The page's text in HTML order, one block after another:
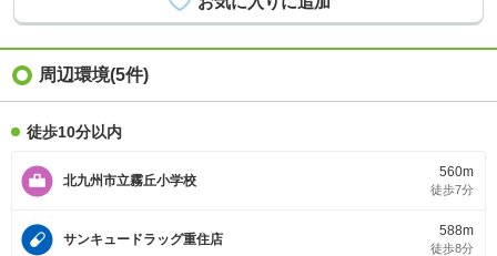
周辺環境(5件)
徒歩10分以内
北九州市立霧丘小学校
560m
徒歩7分
サンキュードラッグ重住店
588m
徒歩8分